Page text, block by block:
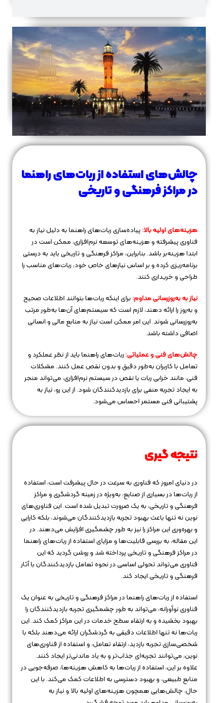
چالش‌های استفاده از ربات‌های راهنما
در مراکز فرهنگی و تاریخی
هزینه‌های اولیه بالا:پیاده‌سازی ربات‌های راهنما به دلیل نیاز به
فناوری پیشرفته و هزینه‌های توسعه نرم‌افزاری، ممکن است در
ابتدا هزینه‌بر باشد. بنابراین، مراکز فرهنگی و تاریخی باید به درستی
برنامه‌ریزی کرده و بر اساس نیازهای خاص خود، ربات‌های مناسب را
طراحی و خریداری کنند.
نیاز به به‌روزرسانی مداوم:برای اینکه ربات‌ها بتوانند اطلاعات صحیح
و به‌روز را ارائه دهند، لازم است که سیستم‌های آن‌ها به‌طور مرتب
به‌روزرسانی شوند. این امر ممکن است نیاز به منابع مالی و انسانی
اضافی داشته باشد.
چالش‌های فنی و عملیاتی:ربات‌های راهنما باید از نظر عملکرد و
تعامل با کاربران به‌طور دقیق و بدون نقص عمل کنند. مشکلات
فنی، مانند خرابی ربات یا نقص در سیستم نرم‌افزاری، می‌تواند منجر
به ایجاد تجربه منفی برای بازدیدکنندگان شود. از این رو، نیاز به
پشتیبانی فنی مستمر احساس می‌شود.
نتیجه‌ گیری
در دنیای امروز که فناوری به سرعت در حال پیشرفت است، استفاده
از ربات‌ها در بسیاری از صنایع، به‌ویژه در زمینه گردشگری و مراکز
فرهنگی و تاریخی، به یک ضرورت تبدیل شده است. این فناوری‌های
نوین نه تنها باعث بهبود تجربه بازدیدکنندگان می‌شوند، بلکه کارایی
و بهره‌وری این مراکز را نیز به طور چشمگیری افزایش می‌دهند. در
این مقاله، به بررسی قابلیت‌ها و مزایای استفاده از ربات‌های راهنما
در مراکز فرهنگی و تاریخی پرداخته شد و روشن گردید که این
فناوری می‌تواند تحولی اساسی در نحوه تعامل بازدیدکنندگان با آثار
فرهنگی و تاریخی ایجاد کند.
استفاده از ربات‌های راهنما در مراکز فرهنگی و تاریخی به عنوان یک
فناوری نوآورانه، می‌تواند به طور چشمگیری تجربه بازدیدکنندگان را
بهبود بخشیده و به ارتقاء سطح خدمات در این مراکز کمک کند. این
ربات‌ها نه تنها اطلاعات دقیقی به گردشگران ارائه می‌دهند بلکه با
شخصی‌سازی تجربه بازدید، ارتقاء تعامل، و استفاده از فناوری‌های
نوین، می‌توانند تجربه‌ای جذاب‌تر و به یاد ماندنی‌تر ایجاد کنند.
علاوه بر این، استفاده از ربات‌ها به کاهش هزینه‌ها، صرفه‌جویی در
منابع طبیعی، و بهبود دسترسی به اطلاعات کمک می‌کند. با این
حال، چالش‌هایی همچون هزینه‌های اولیه بالا و نیاز به